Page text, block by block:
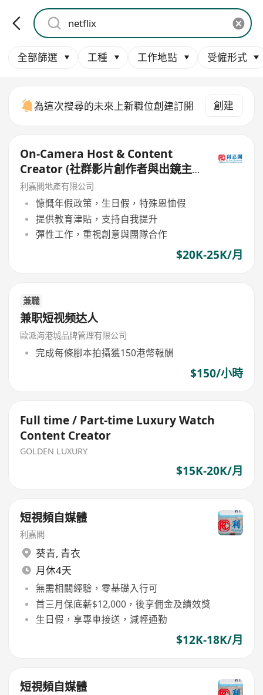
全部篩選 工種 工作地點 受僱形式
為這次搜尋的未來上新職位創建訂閱 創建
On-Camera Host & Content
Creator (社群影片創作者與出鏡主
持)
利嘉閣地產有限公司
慷慨年假政策，生日假，特殊恩恤假
提供教育津貼，支持自我提升
彈性工作，重視創意與團隊合作
$20K-25K/月
兼職
兼职短视频达人
歐派海港城品牌管理有限公司
完成每條腳本拍攝獲150港幣報酬
$150/小時
Full time / Part-time Luxury Watch
Content Creator
GOLDEN LUXURY
$15K-20K/月
短視頻自媒體
利嘉閣
葵青, 青衣
月休4天
無需相關經驗，零基礎入行可
首三月保底薪$12,000，後享佣金及績效獎
生日假，享專車接送，減輕通勤
$12K-18K/月
短視頻自媒體